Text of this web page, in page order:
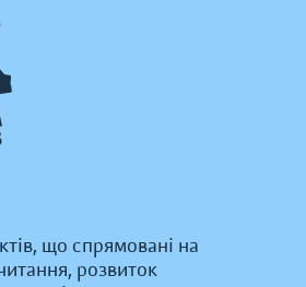
що спрямовані на
розвиток